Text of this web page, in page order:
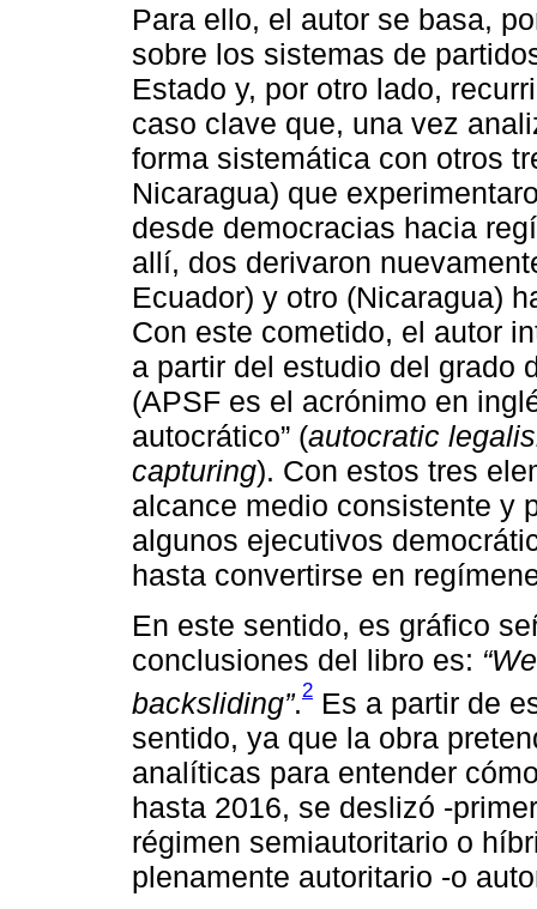
Para ello, el autor se basa,
sobre los sistemas de
Estado y, por otro lado,
caso clave que, una vez
forma sistemática con otros
Nicaragua) que
desde democracias hacia
allí, dos derivaron
Ecuador) y otro (Nicaragua)
Con este cometido, el autor
a partir del estudio del grado
(APSF es el acrónimo en
autocrático” (autocratic
capturing). Con estos tres
alcance medio consistente y
algunos ejecutivos
hasta convertirse en
En este sentido, es gráfico
conclusiones del libro es:
backsliding”.2 Es a partir de
sentido, ya que la obra
analíticas para entender
hasta 2016, se deslizó -
régimen semiautoritario o
plenamente autoritario -o